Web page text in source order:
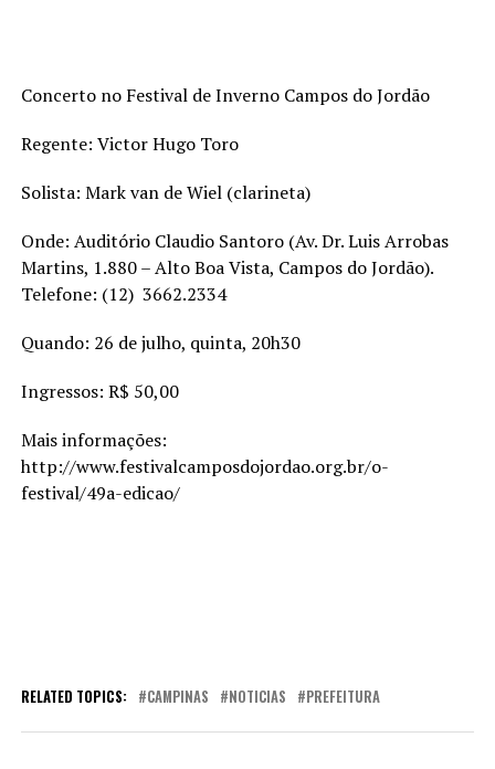
Concerto no Festival de Inverno Campos do Jordão
Regente: Victor Hugo Toro
Solista: Mark van de Wiel (clarineta)
Onde: Auditório Claudio Santoro (Av. Dr. Luis Arrobas
Martins, 1.880 – Alto Boa Vista, Campos do Jordão).
Telefone: (12) 3662.2334
Quando: 26 de julho, quinta, 20h30
Ingressos: R$ 50,00
Mais informações:
http://www.festivalcamposdojordao.org.br/o-
festival/49a-edicao/
RELATED TOPICS: CAMPINAS NOTICIAS PREFEITURA